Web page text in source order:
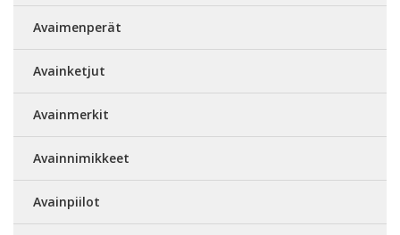
Avaimenperät
Avainketjut
Avainmerkit
Avainnimikkeet
Avainpiilot